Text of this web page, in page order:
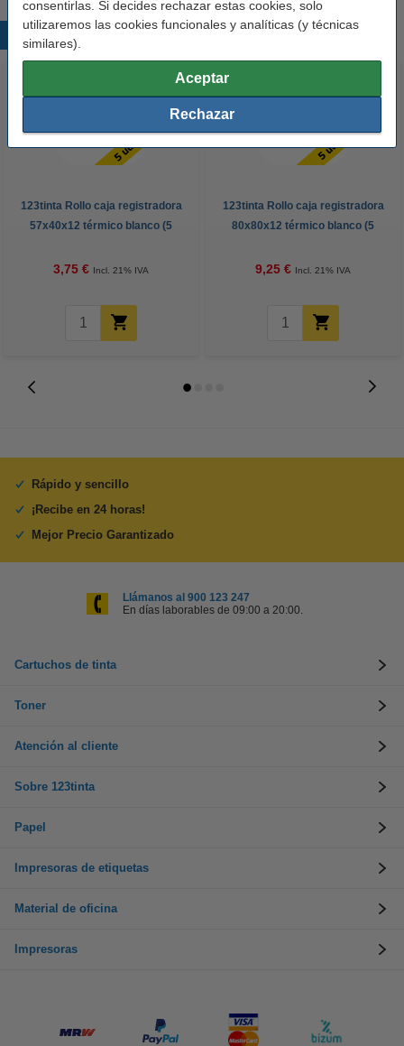
consentirlas. Si decides rechazar estas cookies, solo
utilizaremos las cookies funcionales y analíticas (y técnicas
similares).
Aceptar
Rechazar
Productos destacados
123tinta Rollo caja registradora
57x40x12 térmico blanco (5
3,75 € Incl. 21% IVA
123tinta Rollo caja registradora
80x80x12 térmico blanco (5
9,25 € Incl. 21% IVA
Rápido y sencillo
¡Recibe en 24 horas!
Mejor Precio Garantizado
Llámanos al 900 123 247
En días laborables de 09:00 a 20:00.
Cartuchos de tinta
Toner
Atención al cliente
Sobre 123tinta
Papel
Impresoras de etiquetas
Material de oficina
Impresoras